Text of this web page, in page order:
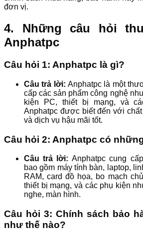
đơn vị.
4. Những câu hỏi
Anphatpc
Câu hỏi 1: Anphatpc là gì?
Câu trả lời: Anphatpc là một
cấp các sản phẩm công nghệ
kiện PC, thiết bị mạng, và
Anphatpc được biết đến với
và dịch vụ hậu mãi tốt.
Câu hỏi 2: Anphatpc có
Câu trả lời:Anphatpc cung
bao gồm máy tính bàn, laptop,
RAM, card đồ họa, bo mạch
thiết bị mạng, và các phụ kiện
nghe, màn hình.
Câu hỏi 3: Chính sách bảo
như thế nào?